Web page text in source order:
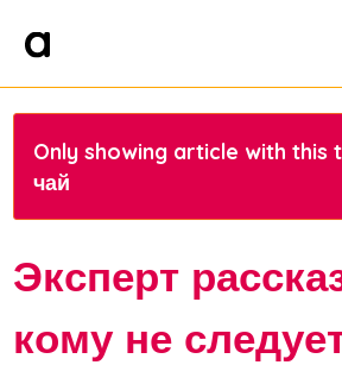
Only showing article with this
чай
Эксперт
кому не